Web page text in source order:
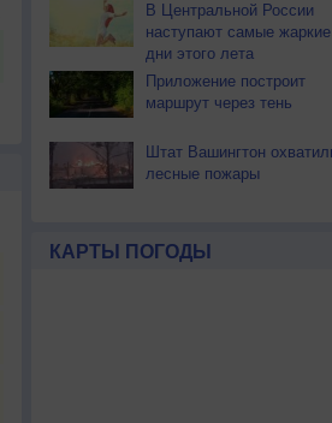
В Центральной России
наступают самые жаркие
дни этого лета
Приложение построит
маршрут через тень
Штат Вашингтон
лесные пожары
КАРТЫ ПОГОДЫ